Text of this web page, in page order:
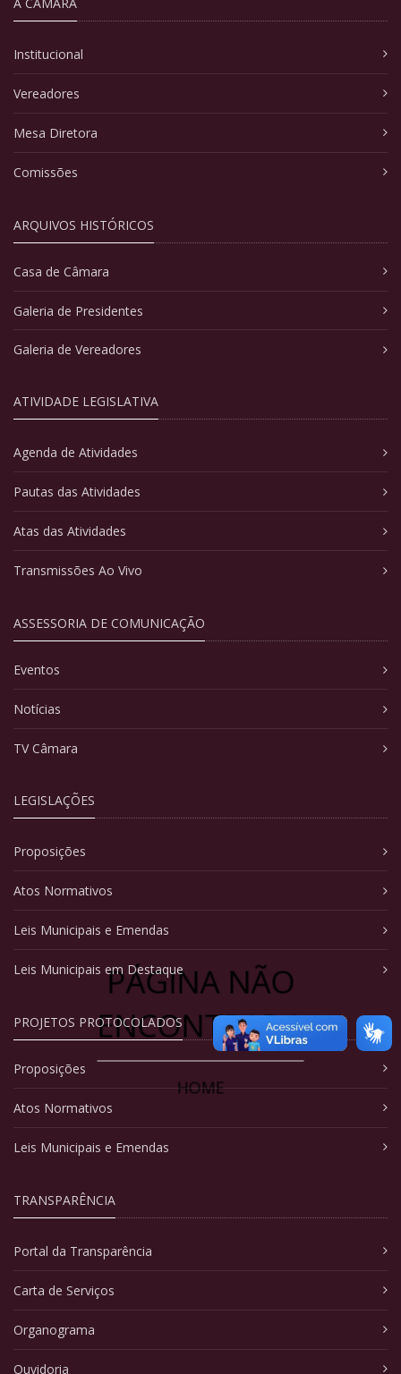
PÁGINA NÃO
ENCONTRADA
HOME
Institucional
Vereadores
Mesa Diretora
Comissões
ARQUIVOS HISTÓRICOS
Casa de Câmara
Galeria de Presidentes
Galeria de Vereadores
ATIVIDADE LEGISLATIVA
Agenda de Atividades
Pautas das Atividades
Atas das Atividades
Transmissões Ao Vivo
ASSESSORIA DE COMUNICAÇÃO
Eventos
Notícias
TV Câmara
LEGISLAÇÕES
Proposições
Atos Normativos
Leis Municipais e Emendas
Leis Municipais em Destaque
PROJETOS PROTOCOLADOS
Proposições
Atos Normativos
Leis Municipais e Emendas
TRANSPARÊNCIA
Portal da Transparência
Carta de Serviços
Organograma
Ouvidoria